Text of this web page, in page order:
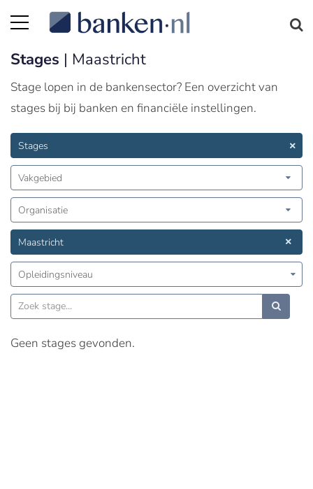
Stages | Maastricht
Stage lopen in de bankensector? Een overzicht van
stages bij bij banken en financiële instellingen.
Stages
Vakgebied
Organisatie
Maastricht
Opleidingsniveau
Geen stages gevonden.